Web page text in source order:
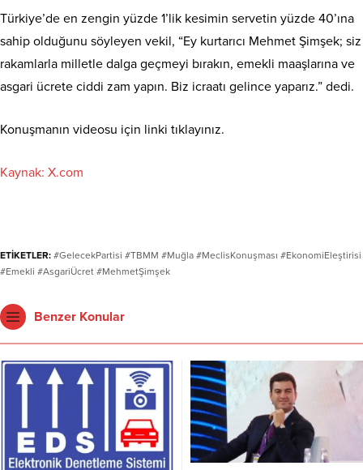
Türkiye’de en zengin yüzde 1’lik kesimin servetin yüzde 40’ına
sahip olduğunu söyleyen vekil, “Ey kurtarıcı Mehmet Şimşek; siz
rakamlarla milletle dalga geçmeyi bırakın, emekli maaşlarına ve
asgari ücrete ciddi zam yapın. Biz icraatı gelince yaparız.” dedi.
Konuşmanın videosu için linki tıklayınız.
Kaynak: X.com
ETİKETLER: #GelecekPartisi #TBMM #Muğla #MeclisKonuşması #EkonomiEleştirisi
#Emekli #AsgariÜcret #MehmetŞimşek
Benzer Konular